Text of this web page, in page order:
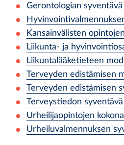
Gerontologian
Kansainvälisten
Liikunta- ja
Liikuntalääketieteen
Terveyden edistämisen
Terveyden edistämisen
Terveystiedon
Urheilijaopintojen
Urheiluvalmennuksen